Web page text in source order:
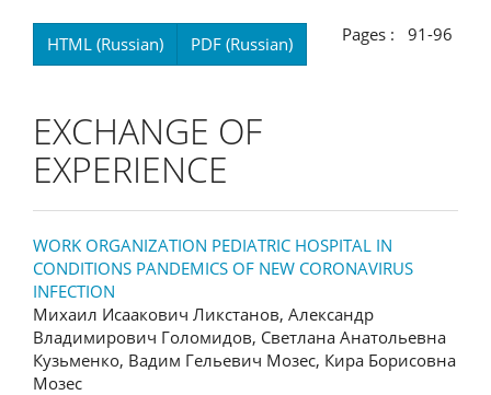
HTML (Russian) PDF (Russian) Pages : 91-96
EXCHANGE OF
EXPERIENCE
WORK ORGANIZATION PEDIATRIC HOSPITAL IN
CONDITIONS PANDEMICS OF NEW CORONAVIRUS
INFECTION
Михаил Исаакович Ликстанов, Александр
Владимирович Голомидов, Светлана Анатольевна
Кузьменко, Вадим Гельевич Мозес, Кира Борисовна
Мозес